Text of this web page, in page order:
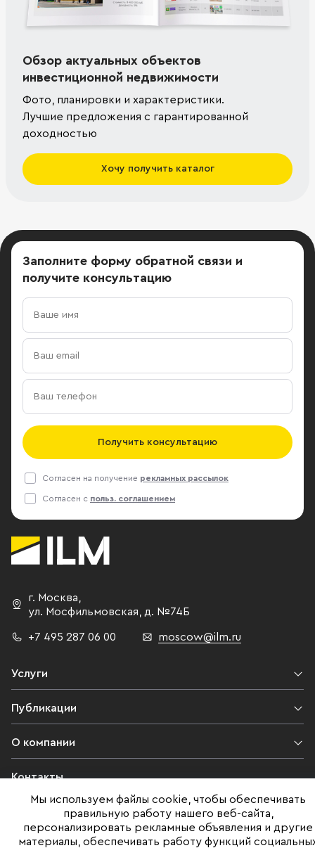
Обзор актуальных объектов
инвестиционной недвижимости
Фото, планировки и характеристики.
Лучшие предложения с гарантированной
доходностью
Хочу получить каталог
Заполните форму обратной связи и
получите консультацию
Получить консультацию
Согласен на получение рекламных рассылок
Согласен с польз. соглашением
г. Москва,
ул. Мосфильмовская, д. №74Б
+7 495 287 06 00 moscow@ilm.ru
Услуги
Публикации
О компании
Контакты
Юридическая информация
Мы используем файлы cookie, чтобы обеспечивать
правильную работу нашего веб-сайта,
персонализировать рекламные объявления и другие
материалы, обеспечивать работу функций